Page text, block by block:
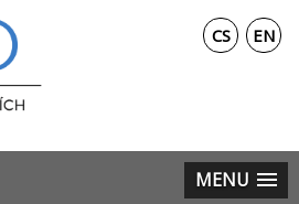
CS EN
MENU